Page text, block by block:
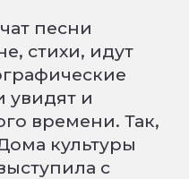
песни
стихи, идут
увидят и
времени. Так,
культуры
с